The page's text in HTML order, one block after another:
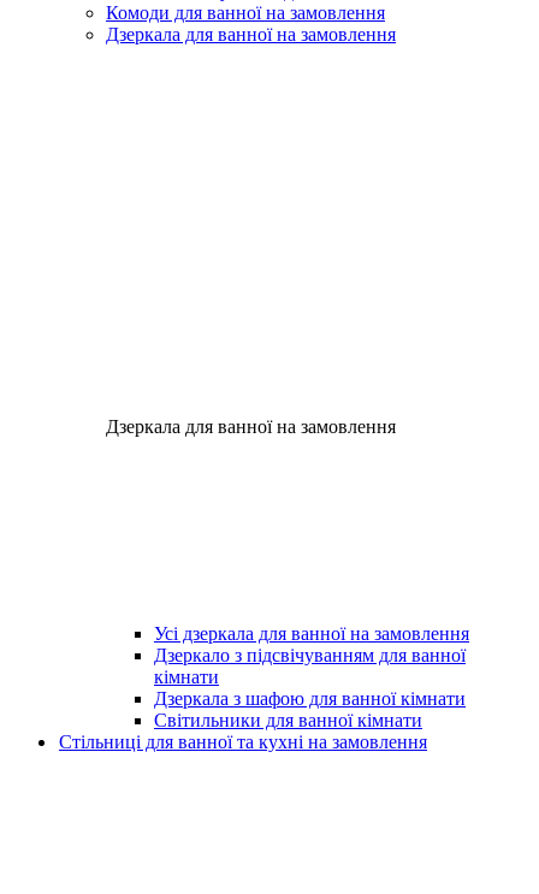
Комоди для ванної на замовлення
Дзеркала для ванної на замовлення
Дзеркала для ванної на замовлення
Усі дзеркала для ванної на замовлення
Дзеркало з підсвічуванням для ванної
кімнати
Дзеркала з шафою для ванної кімнати
Світильники для ванної кімнати
Стільниці для ванної та кухні на замовлення